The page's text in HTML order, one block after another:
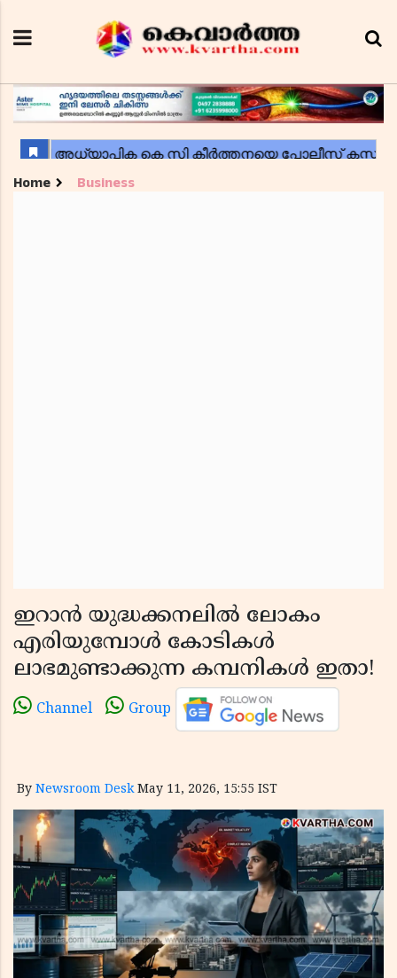
Home Business
ഇറാൻ യുദ്ധക്കനലിൽ ലോകം
എരിയുമ്പോൾ കോടികൾ
ലാഭമുണ്ടാക്കുന്ന കമ്പനികൾ ഇതാ!
Channel Group
By Newsroom Desk May 11, 2026, 15:55 IST